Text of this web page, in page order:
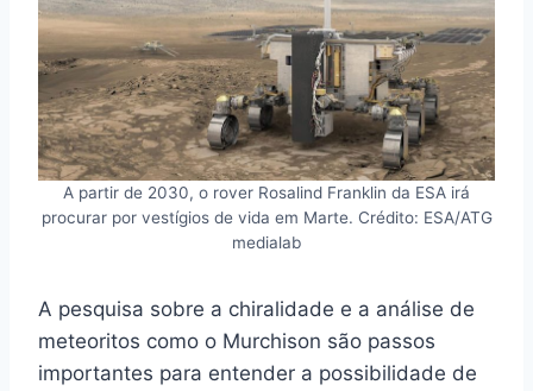
A partir de 2030, o rover Rosalind Franklin da ESA irá
procurar por vestígios de vida em Marte. Crédito: ESA/ATG
medialab
A pesquisa sobre a chiralidade e a análise de
meteoritos como o Murchison são passos
importantes para entender a possibilidade de